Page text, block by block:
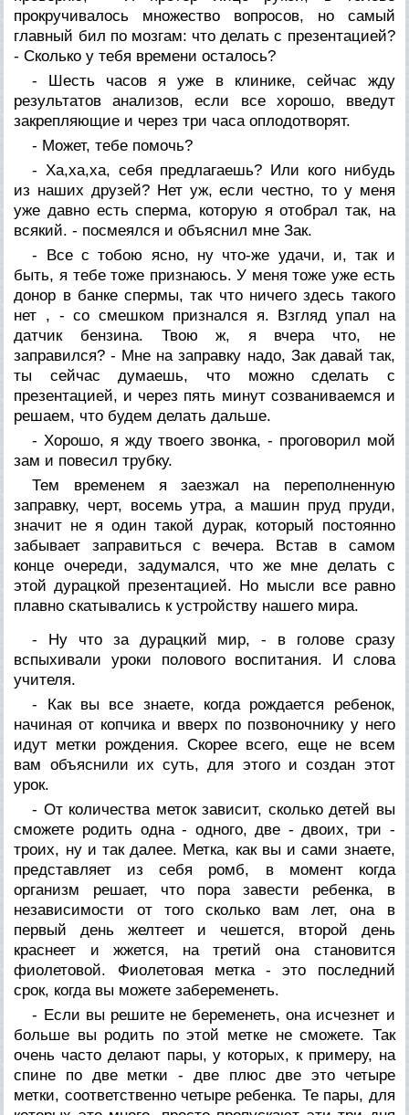
прокручивалось множество вопросов, но самый
главный бил по мозгам: что делать с презентацией?
- Сколько у тебя времени осталось?
- Шесть часов я уже в клинике, сейчас жду
результатов анализов, если все хорошо, введут
закрепляющие и через три часа оплодотворят.
- Может, тебе помочь?
- Ха,ха,ха, себя предлагаешь? Или кого нибудь
из наших друзей? Нет уж, если честно, то у меня
уже давно есть сперма, которую я отобрал так, на
всякий. - посмеялся и объяснил мне Зак.
- Все с тобою ясно, ну что-же удачи, и, так и
быть, я тебе тоже признаюсь. У меня тоже уже есть
донор в банке спермы, так что ничего здесь такого
нет , - со смешком признался я. Взгляд упал на
датчик бензина. Твою ж, я вчера что, не
заправился? - Мне на заправку надо, Зак давай так,
ты сейчас думаешь, что можно сделать с
презентацией, и через пять минут созваниваемся и
решаем, что будем делать дальше.
- Хорошо, я жду твоего звонка, - проговорил мой
зам и повесил трубку.
Тем временем я заезжал на переполненную
заправку, черт, восемь утра, а машин пруд пруди,
значит не я один такой дурак, который постоянно
забывает заправиться с вечера. Встав в самом
конце очереди, задумался, что же мне делать с
этой дурацкой презентацией. Но мысли все равно
плавно скатывались к устройству нашего мира.
- Ну что за дурацкий мир, - в голове сразу
вспыхивали уроки полового воспитания. И слова
учителя.
- Как вы все знаете, когда рождается ребенок,
начиная от копчика и вверх по позвоночнику у него
идут метки рождения. Скорее всего, еще не всем
вам объяснили их суть, для этого и создан этот
урок.
- От количества меток зависит, сколько детей вы
сможете родить одна - одного, две - двоих, три -
троих, ну и так далее. Метка, как вы и сами знаете,
представляет из себя ромб, в момент когда
организм решает, что пора завести ребенка, в
независимости от того сколько вам лет, она в
первый день желтеет и чешется, второй день
краснеет и жжется, на третий она становится
фиолетовой. Фиолетовая метка - это последний
срок, когда вы можете забеременеть.
- Если вы решите не беременеть, она исчезнет и
больше вы родить по этой метке не сможете. Так
очень часто делают пары, у которых, к примеру, на
спине по две метки - две плюс две это четыре
метки, соответственно четыре ребенка. Те пары, для